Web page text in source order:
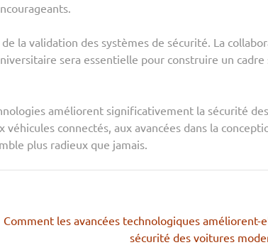
la validation des systèmes de sécurité. La
sera essentielle pour construire un cadre
améliorent significativement la sécurité des
véhicules connectés, aux avancées dans la
plus radieux que jamais.
Comment les avancées technologiques améliorent-
sécurité des voitures